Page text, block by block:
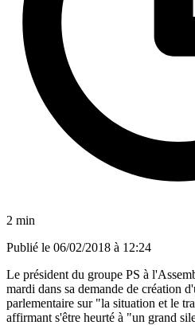
2 min
Publié le 06/02/2018 à 12:24
Le président du groupe PS à
mardi dans sa demande de création
parlementaire sur "la situation et le
affirmant s'être heurté à "un grand